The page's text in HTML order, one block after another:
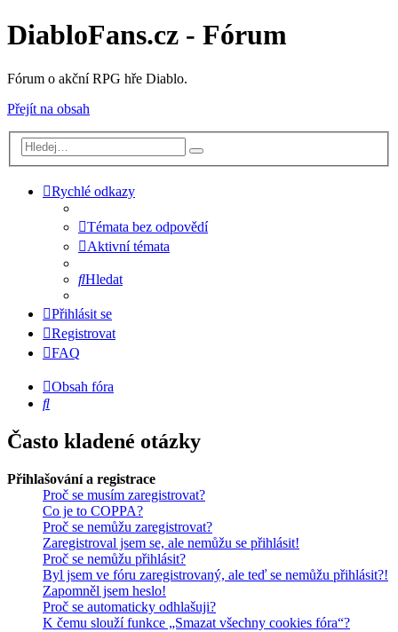
DiabloFans.cz - Fórum
Fórum o akční RPG hře Diablo.
Přejít na obsah
Rychlé odkazy
Témata bez odpovědí
Aktivní témata
Hledat
Přihlásit se
Registrovat
FAQ
Obsah fóra
Hledat
Často kladené otázky
Přihlašování a registrace
Proč se musím zaregistrovat?
Co je to COPPA?
Proč se nemůžu zaregistrovat?
Zaregistroval jsem se, ale nemůžu se přihlásit!
Proč se nemůžu přihlásit?
Byl jsem ve fóru zaregistrovaný, ale teď se nemůžu přihlásit?!
Zapomněl jsem heslo!
Proč se automaticky odhlašuji?
K čemu slouží funkce „Smazat všechny cookies fóra“?